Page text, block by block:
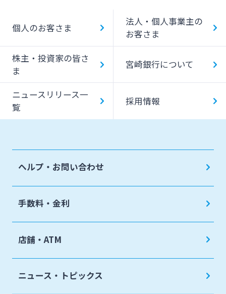
みやぎんMikatanoシリーズ
ログオン
English
個人のお客さま
個人のお客さま
法人・個人事業主の
お客さま
株主・投資家の皆さ
ま
宮崎銀行について
ニュースリリース一
覧
採用情報
ヘルプ・お問い合わせ
手数料・金利
店舗・ATM
ニュース・トピックス